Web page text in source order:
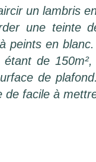
un lambris
une teinte
peints en
de
de
de facile à